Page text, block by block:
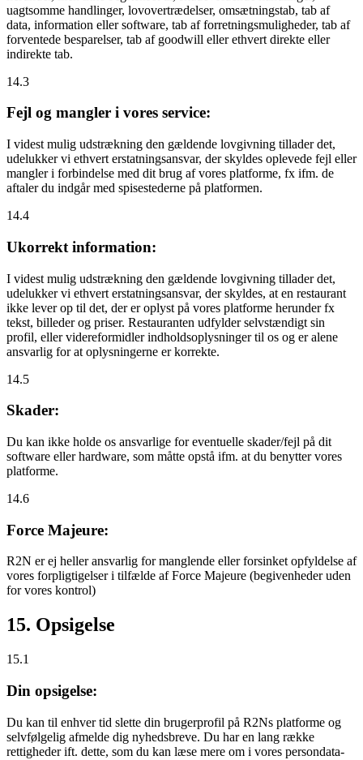
uagtsomme handlinger, lovovertrædelser, omsætningstab, tab af
data, information eller software, tab af forretningsmuligheder, tab af
forventede besparelser, tab af goodwill eller ethvert direkte eller
indirekte tab.
14.3
Fejl og mangler i vores service:
I videst mulig udstrækning den gældende lovgivning tillader det,
udelukker vi ethvert erstatningsansvar, der skyldes oplevede fejl eller
mangler i forbindelse med dit brug af vores platforme, fx ifm. de
aftaler du indgår med spisestederne på platformen.
14.4
Ukorrekt information:
I videst mulig udstrækning den gældende lovgivning tillader det,
udelukker vi ethvert erstatningsansvar, der skyldes, at en restaurant
ikke lever op til det, der er oplyst på vores platforme herunder fx
tekst, billeder og priser. Restauranten udfylder selvstændigt sin
profil, eller videreformidler indholdsoplysninger til os og er alene
ansvarlig for at oplysningerne er korrekte.
14.5
Skader:
Du kan ikke holde os ansvarlige for eventuelle skader/fejl på dit
software eller hardware, som måtte opstå ifm. at du benytter vores
platforme.
14.6
Force Majeure:
R2N er ej heller ansvarlig for manglende eller forsinket opfyldelse af
vores forpligtigelser i tilfælde af Force Majeure (begivenheder uden
for vores kontrol)
15. Opsigelse
15.1
Din opsigelse:
Du kan til enhver tid slette din brugerprofil på R2Ns platforme og
selvfølgelig afmelde dig nyhedsbreve. Du har en lang række
rettigheder ift. dette, som du kan læse mere om i vores persondata-